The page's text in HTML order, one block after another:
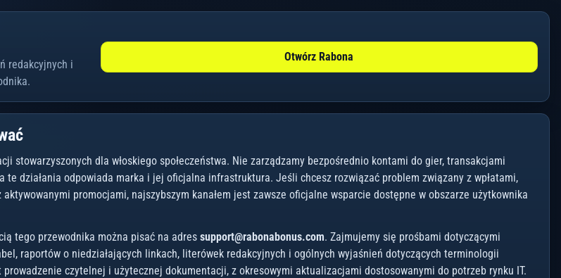
redakcyjnych i
Otwórz Rabona
stowarzyszonych dla włoskiego społeczeństwa. Nie zarządzamy bezpośrednio kontami do gier, transakcjami
te działania odpowiada marka i jej oficjalna infrastruktura. Jeśli chcesz rozwiązać problem związany z wpłatami,
promocjami, najszybszym kanałem jest zawsze oficjalne wsparcie dostępne w obszarze użytkownika
tego przewodnika można pisać na adres support@rabonabonus.com. Zajmujemy się prośbami dotyczącymi
raportów o niedziałających linkach, literówek redakcyjnych i ogólnych wyjaśnień dotyczących terminologii
czytelnej i użytecznej dokumentacji, z okresowymi aktualizacjami dostosowanymi do potrzeb rynku IT.